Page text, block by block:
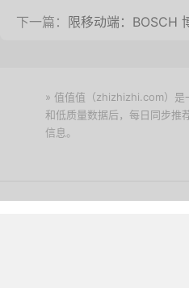
下一篇： 限移动端：
» 值值值（zhizhizhi.com）是
和低质量数据后，每日同步推
信息。